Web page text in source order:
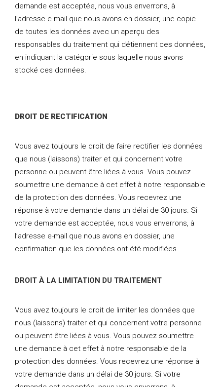
demande est acceptée, nous vous enverrons, à
l’adresse e-mail que nous avons en dossier, une copie
de toutes les données avec un aperçu des
responsables du traitement qui détiennent ces données,
en indiquant la catégorie sous laquelle nous avons
stocké ces données.
DROIT DE RECTIFICATION
Vous avez toujours le droit de faire rectifier les données
que nous (laissons) traiter et qui concernent votre
personne ou peuvent être liées à vous. Vous pouvez
soumettre une demande à cet effet à notre responsable
de la protection des données. Vous recevrez une
réponse à votre demande dans un délai de 30 jours. Si
votre demande est acceptée, nous vous enverrons, à
l’adresse e-mail que nous avons en dossier, une
confirmation que les données ont été modifiées.
DROIT À LA LIMITATION DU TRAITEMENT
Vous avez toujours le droit de limiter les données que
nous (laissons) traiter et qui concernent votre personne
ou peuvent être liées à vous. Vous pouvez soumettre
une demande à cet effet à notre responsable de la
protection des données. Vous recevrez une réponse à
votre demande dans un délai de 30 jours. Si votre